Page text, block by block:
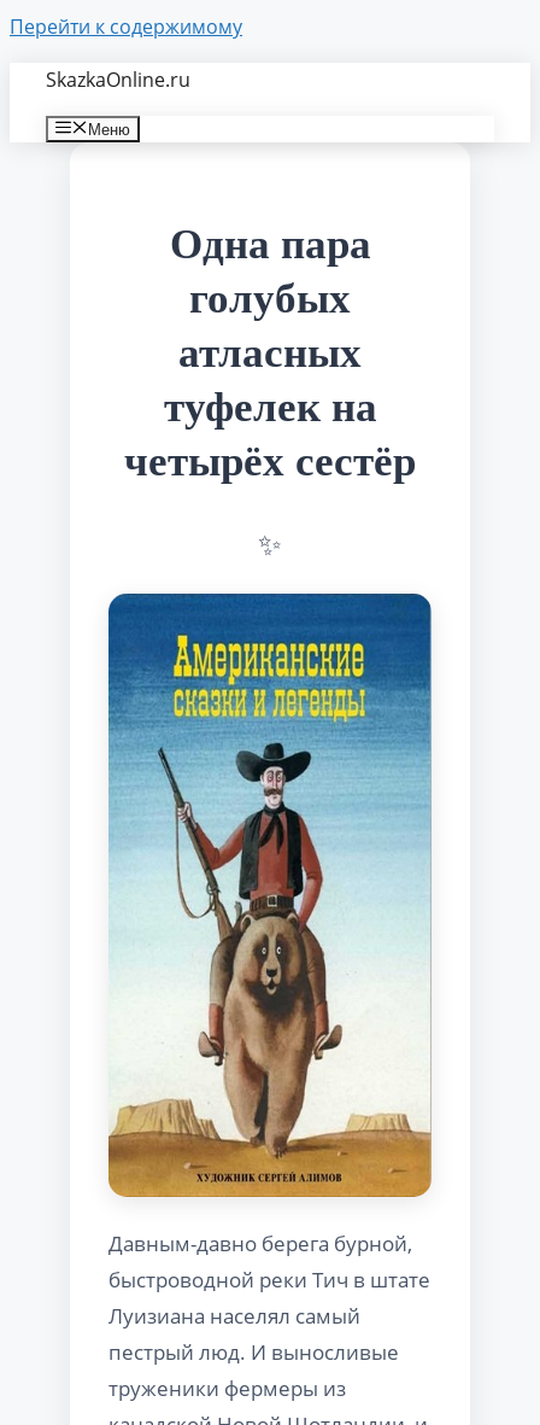
Перейти к содержимому
SkazkaOnline.ru
Меню
Одна пара
голубых
атласных
туфелек на
четырёх сестёр
Давным-давно берега бурной,
быстроводной реки Тич в штате
Луизиана населял самый
пестрый люд. И выносливые
труженики фермеры из